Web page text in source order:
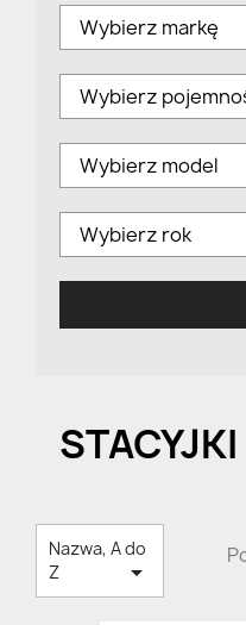
Wybierz markę
Wybierz
Wybierz model
Wybierz rok
STACYJKI
Nazwa, A do
Z
